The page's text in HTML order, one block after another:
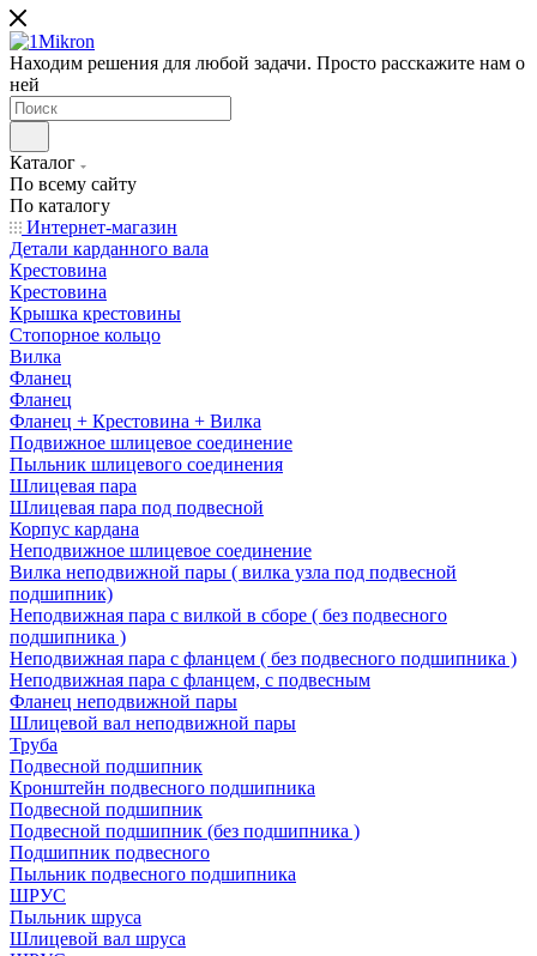
Находим решения для любой задачи. Просто расскажите нам о
ней
Каталог
По всему сайту
По каталогу
Интернет-магазин
Детали карданного вала
Крестовина
Крестовина
Крышка крестовины
Стопорное кольцо
Вилка
Фланец
Фланец
Фланец + Крестовина + Вилка
Подвижное шлицевое соединение
Пыльник шлицевого соединения
Шлицевая пара
Шлицевая пара под подвесной
Корпус кардана
Неподвижное шлицевое соединение
Вилка неподвижной пары ( вилка узла под подвесной
подшипник)
Неподвижная пара с вилкой в сборе ( без подвесного
подшипника )
Неподвижная пара с фланцем ( без подвесного подшипника )
Неподвижная пара с фланцем, с подвесным
Фланец неподвижной пары
Шлицевой вал неподвижной пары
Труба
Подвесной подшипник
Кронштейн подвесного подшипника
Подвесной подшипник
Подвесной подшипник (без подшипника )
Подшипник подвесного
Пыльник подвесного подшипника
ШРУС
Пыльник шруса
Шлицевой вал шруса